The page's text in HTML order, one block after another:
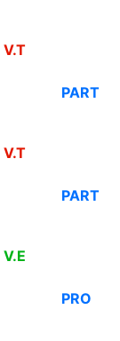
V.T
PART
V.T
PART
V.E
PRO